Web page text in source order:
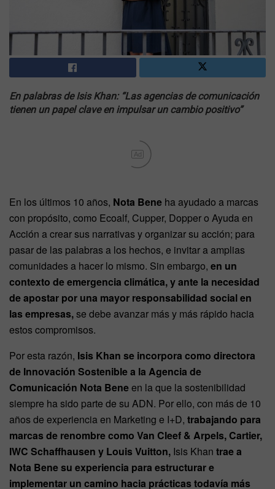
En palabras de Isis Khan: “Las agencias de comunicación
tienen un papel clave en impulsar un cambio positivo”
Ad
En los últimos 10 años, Nota Bene ha ayudado a marcas
con propósito, como Ecoalf, Cupper, Dopper o Ayuda en
Acción a crear sus narrativas y organizar su acción; para
pasar de las palabras a los hechos, e invitar a amplias
comunidades a hacer lo mismo. Sin embargo, en un
contexto de emergencia climática, y ante la necesidad
de apostar por una mayor responsabilidad social en
las empresas,se debe avanzar más y más rápido hacia
estos compromisos.
Por esta razón, Isis Khan se incorpora como directora
de Innovación Sostenible a la Agencia de
Comunicación Nota Beneen la que la sostenibilidad
siempre ha sido parte de su ADN. Por ello, con más de 10
años de experiencia en Marketing e I+D, trabajando para
marcas de renombre como Van Cleef & Arpels, Cartier,
IWC Schaffhausen y Louis Vuitton, Isis Khan trae a
Nota Bene su experiencia para estructurar e
implementar un camino hacia prácticas todavía más